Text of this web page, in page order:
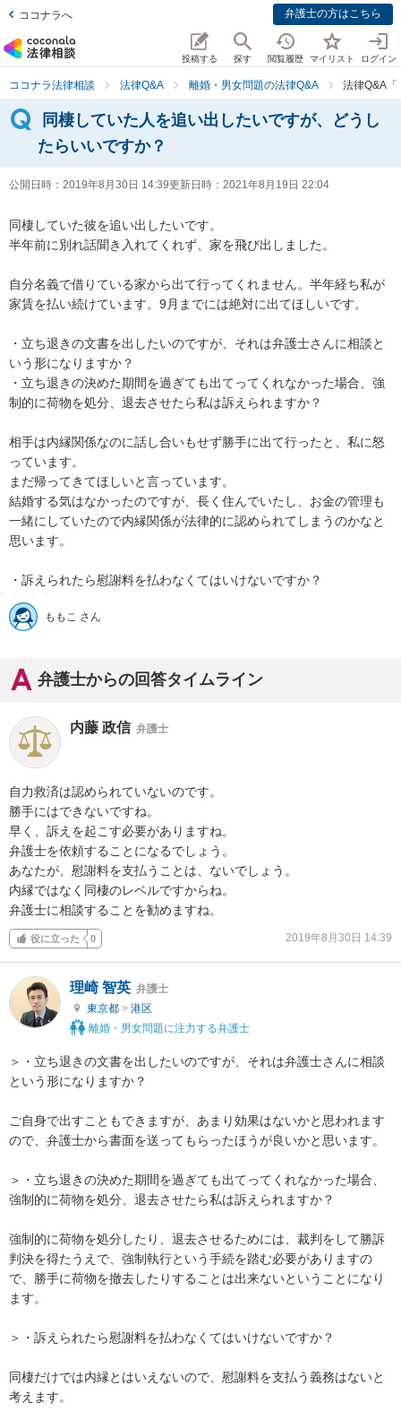
ココナラへ 弁護士の方はこちら
投稿する 探す 閲覧履歴 マイリスト ログイン
ココナラ法律相談 法律Q&A 離婚・男女問題の法律Q&A 法律Q&A「
同棲していた人を追い出したいですが、どうし
たらいいですか？
公開日時： 2019年8月30日 14:39更新日時： 2021年8月19日 22:04
同棲していた彼を追い出したいです。
半年前に別れ話聞き入れてくれず、家を飛び出しました。
自分名義で借りている家から出て行ってくれません。半年経ち私が
家賃を払い続けています。9月までには絶対に出てほしいです。
・立ち退きの文書を出したいのですが、それは弁護士さんに相談と
いう形になりますか？
・立ち退きの決めた期間を過ぎても出てってくれなかった場合、強
制的に荷物を処分、退去させたら私は訴えられますか？
相手は内縁関係なのに話し合いもせず勝手に出て行ったと、私に怒
っています。
まだ帰ってきてほしいと言っています。
結婚する気はなかったのですが、長く住んでいたし、お金の管理も
一緒にしていたので内縁関係が法律的に認められてしまうのかなと
思います。
・訴えられたら慰謝料を払わなくてはいけないですか？
ももこ さん
弁護士からの回答タイムライン
内藤 政信 弁護士
自力救済は認められていないのです。
勝手にはできないですね。
早く、訴えを起こす必要がありますね。
弁護士を依頼することになるでしょう。
あなたが、慰謝料を支払うことは、ないでしょう。
内縁ではなく同棲のレベルですからね。
弁護士に相談することを勧めますね。
役に立った 0 2019年8月30日 14:39
理崎 智英 弁護士
東京都 > 港区
離婚・男女問題に注力する弁護士
＞・立ち退きの文書を出したいのですが、それは弁護士さんに相談
という形になりますか？
ご自身で出すこともできますが、あまり効果はないかと思われます
ので、弁護士から書面を送ってもらったほうが良いかと思います。
＞・立ち退きの決めた期間を過ぎても出てってくれなかった場合、
強制的に荷物を処分、退去させたら私は訴えられますか？
強制的に荷物を処分したり、退去させるためには、裁判をして勝訴
判決を得たうえで、強制執行という手続を踏む必要がありますの
で、勝手に荷物を撤去したりすることは出来ないということになり
ます。
＞・訴えられたら慰謝料を払わなくてはいけないですか？
同棲だけでは内縁とはいえないので、慰謝料を支払う義務はないと
考えます。